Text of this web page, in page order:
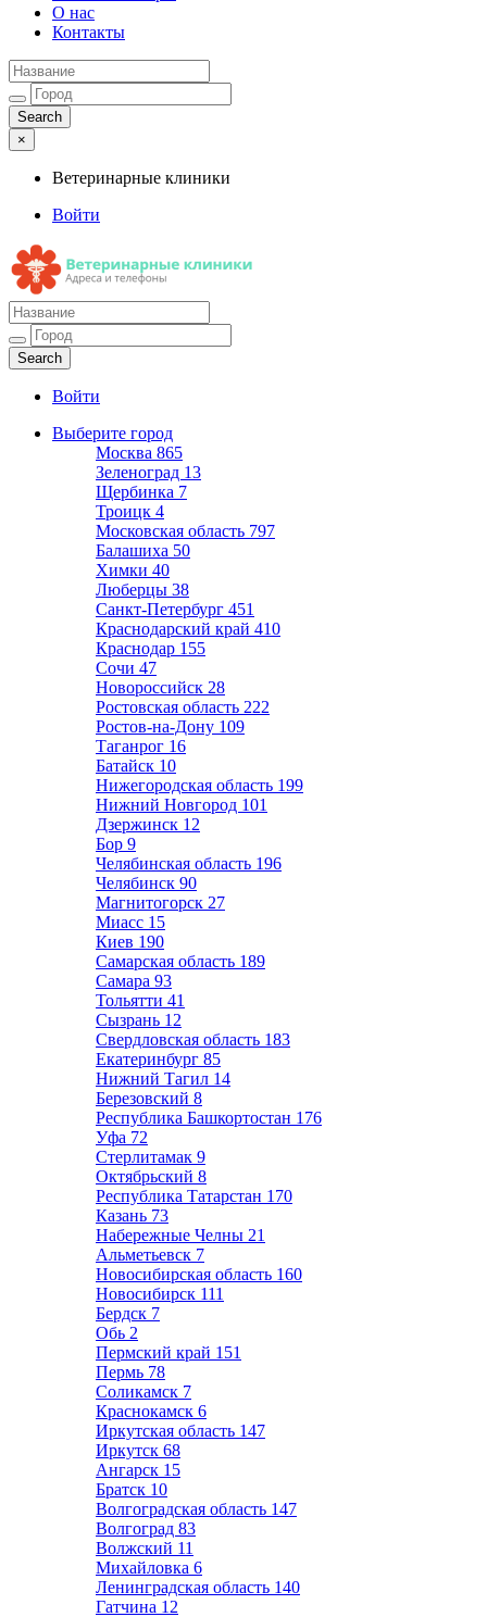
О нас
Контакты
×
Ветеринарные клиники
Войти
Ветеринарные клиники
Адреса и телефоны
Войти
Выберите город
Москва 865
Зеленоград 13
Щербинка 7
Троицк 4
Московская область 797
Балашиха 50
Химки 40
Люберцы 38
Санкт-Петербург 451
Краснодарский край 410
Краснодар 155
Сочи 47
Новороссийск 28
Ростовская область 222
Ростов-на-Дону 109
Таганрог 16
Батайск 10
Нижегородская область 199
Нижний Новгород 101
Дзержинск 12
Бор 9
Челябинская область 196
Челябинск 90
Магнитогорск 27
Миасс 15
Киев 190
Самарская область 189
Самара 93
Тольятти 41
Сызрань 12
Свердловская область 183
Екатеринбург 85
Нижний Тагил 14
Березовский 8
Республика Башкортостан 176
Уфа 72
Стерлитамак 9
Октябрьский 8
Республика Татарстан 170
Казань 73
Набережные Челны 21
Альметьевск 7
Новосибирская область 160
Новосибирск 111
Бердск 7
Обь 2
Пермский край 151
Пермь 78
Соликамск 7
Краснокамск 6
Иркутская область 147
Иркутск 68
Ангарск 15
Братск 10
Волгоградская область 147
Волгоград 83
Волжский 11
Михайловка 6
Ленинградская область 140
Гатчина 12